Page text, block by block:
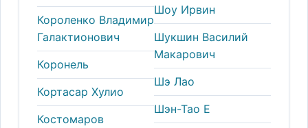
Короленко Владимир
Галактионович
Коронель
Кортасар Хулио
Костомаров
Шоу Ирвин
Шукшин Василий
Макарович
Шэ Лао
Шэн-Тао Е